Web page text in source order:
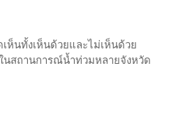
ห็นทั้งเห็นด้วยและไม่เห็นด้วย
นสถานการณ์น้ำท่วมหลายจังหวัด